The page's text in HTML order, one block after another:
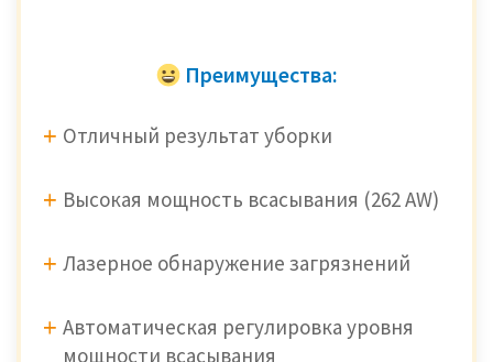
Преимущества:
Отличный результат уборки
Высокая мощность всасывания (262 AW)
Лазерное обнаружение загрязнений
Автоматическая регулировка уровня
мощности всасывания